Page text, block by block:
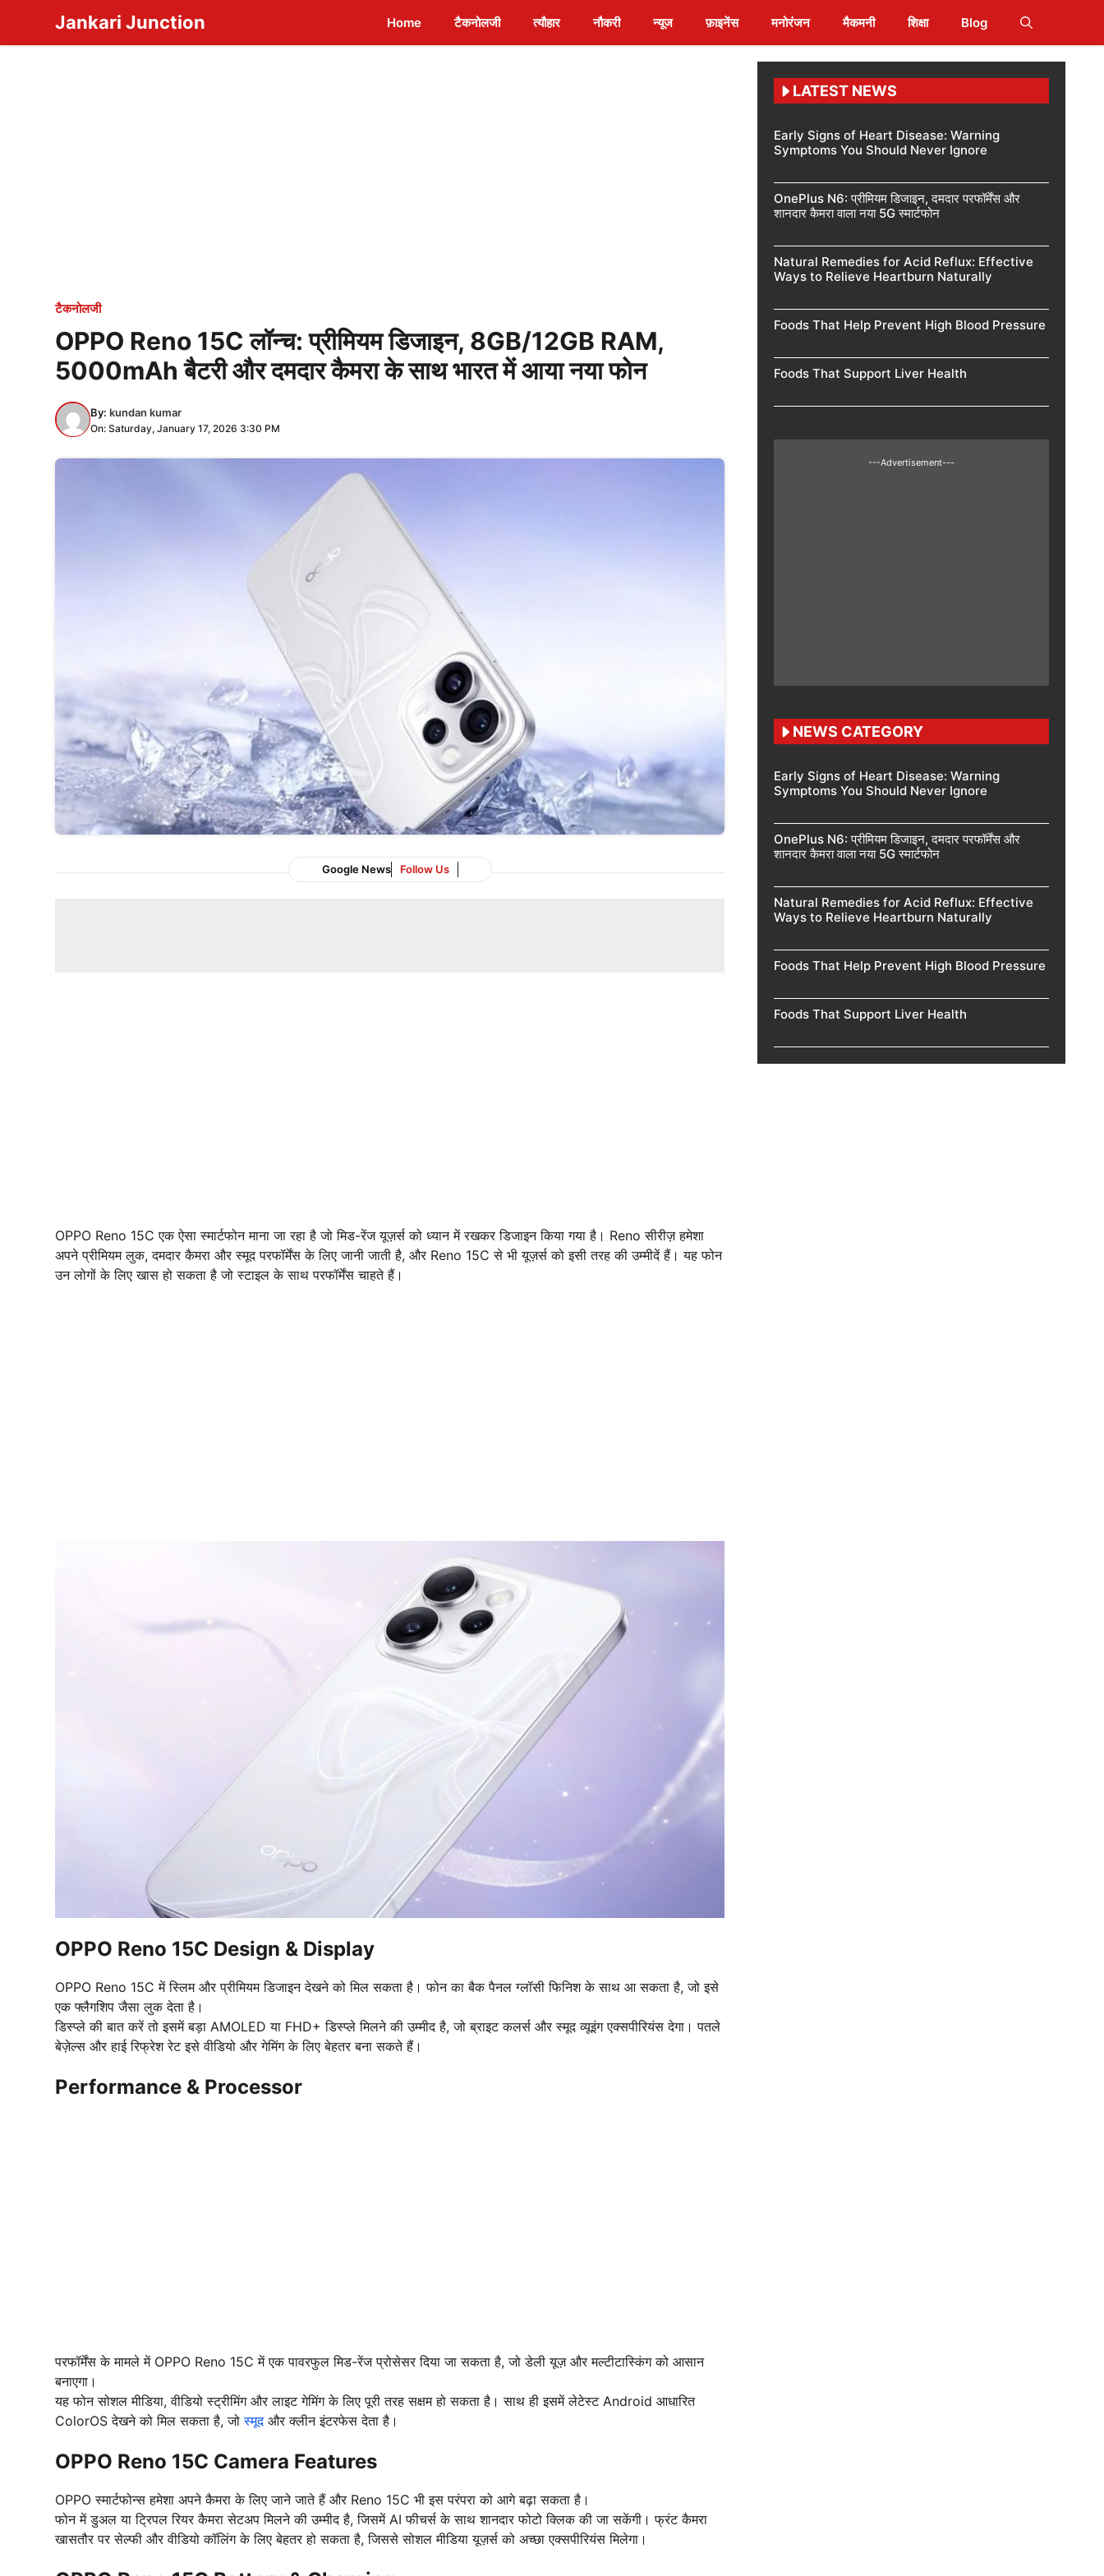
content
Jankari Junction Home टैकनोलजी त्यौहार नौकरी न्यूज फ़ाइनेंस मनोरंजन मैकमनी शिक्षा Blog
टैकनोलजी
OPPO Reno 15C लॉन्च: प्रीमियम डिजाइन, 8GB/12GB RAM,
5000mAh बैटरी और दमदार कैमरा के साथ भारत में आया नया फोन
By: kundan kumar
On: Saturday, January 17, 2026 3:30 PM
Google News Follow Us
OPPO Reno 15C एक ऐसा स्मार्टफोन माना जा रहा है जो मिड-रेंज यूज़र्स को ध्यान में रखकर डिजाइन किया गया है। Reno सीरीज़ हमेशा
अपने प्रीमियम लुक, दमदार कैमरा और स्मूद परफॉर्मेंस के लिए जानी जाती है, और Reno 15C से भी यूज़र्स को इसी तरह की उम्मीदें हैं। यह फोन
उन लोगों के लिए खास हो सकता है जो स्टाइल के साथ परफॉर्मेंस चाहते हैं।
OPPO Reno 15C Design & Display
OPPO Reno 15C में स्लिम और प्रीमियम डिजाइन देखने को मिल सकता है। फोन का बैक पैनल ग्लॉसी फिनिश के साथ आ सकता है, जो इसे
एक फ्लैगशिप जैसा लुक देता है।
डिस्प्ले की बात करें तो इसमें बड़ा AMOLED या FHD+ डिस्प्ले मिलने की उम्मीद है, जो ब्राइट कलर्स और स्मूद व्यूइंग एक्सपीरियंस देगा। पतले
बेज़ेल्स और हाई रिफ्रेश रेट इसे वीडियो और गेमिंग के लिए बेहतर बना सकते हैं।
Performance & Processor
परफॉर्मेंस के मामले में OPPO Reno 15C में एक पावरफुल मिड-रेंज प्रोसेसर दिया जा सकता है, जो डेली यूज़ और मल्टीटास्किंग को आसान
बनाएगा।
यह फोन सोशल मीडिया, वीडियो स्ट्रीमिंग और लाइट गेमिंग के लिए पूरी तरह सक्षम हो सकता है। साथ ही इसमें लेटेस्ट Android आधारित
ColorOS देखने को मिल सकता है, जोस्मूदऔर क्लीन इंटरफेस देता है।
OPPO Reno 15C Camera Features
OPPO स्मार्टफोन्स हमेशा अपने कैमरा के लिए जाने जाते हैं और Reno 15C भी इस परंपरा को आगे बढ़ा सकता है।
फोन में डुअल या ट्रिपल रियर कैमरा सेटअप मिलने की उम्मीद है, जिसमें AI फीचर्स के साथ शानदार फोटो क्लिक की जा सकेंगी। फ्रंट कैमरा
खासतौर पर सेल्फी और वीडियो कॉलिंग के लिए बेहतर हो सकता है, जिससे सोशल मीडिया यूज़र्स को अच्छा एक्सपीरियंस मिलेगा।
LATEST NEWS
Early Signs of Heart Disease: Warning
Symptoms You Should Never Ignore
OnePlus N6: प्रीमियम डिजाइन, दमदार परफॉर्मेंस और
शानदार कैमरा वाला नया 5G स्मार्टफोन
Natural Remedies for Acid Reflux: Effective
Ways to Relieve Heartburn Naturally
Foods That Help Prevent High Blood Pressure
Foods That Support Liver Health
---Advertisement---
NEWS CATEGORY
Early Signs of Heart Disease: Warning
Symptoms You Should Never Ignore
OnePlus N6: प्रीमियम डिजाइन, दमदार परफॉर्मेंस और
शानदार कैमरा वाला नया 5G स्मार्टफोन
Natural Remedies for Acid Reflux: Effective
Ways to Relieve Heartburn Naturally
Foods That Help Prevent High Blood Pressure
Foods That Support Liver Health